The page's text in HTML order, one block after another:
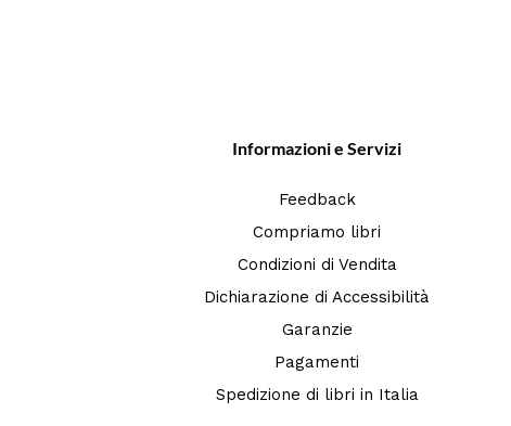
Informazioni e Servizi
Feedback
Compriamo libri
Condizioni di Vendita
Dichiarazione di Accessibilità
Garanzie
Pagamenti
Spedizione di libri in Italia